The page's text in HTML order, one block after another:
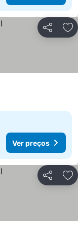
Partilhar
Ver preços
Partilhar